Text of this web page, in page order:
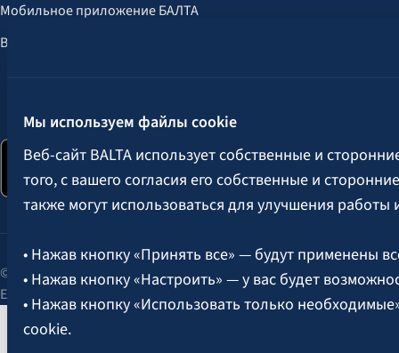
Мы используем файлы cookie
Веб-сайт BALTA использует собственные и
того, с вашего согласия его собственные и
также могут использоваться для улучшения работы
• Нажав кнопку «Принять все» — будут применены
• Нажав кнопку «Настроить» — у вас будет
• Нажав кнопку «Использовать только
cookie.
Мобильное приложение БАЛТА
Выгоды для клиентов
© 2026 AAS BALTA | улица Сканстес 25, Рига, LV-1013, Латвия.
Единый рег. № 40003049409.